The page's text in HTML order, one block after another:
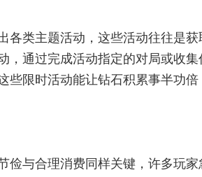
各类主题活动，这些活动往往是
，通过完成活动指定的对局或收
些限时活动能让钻石积累事半功
俭与合理消费同样关键，许多玩